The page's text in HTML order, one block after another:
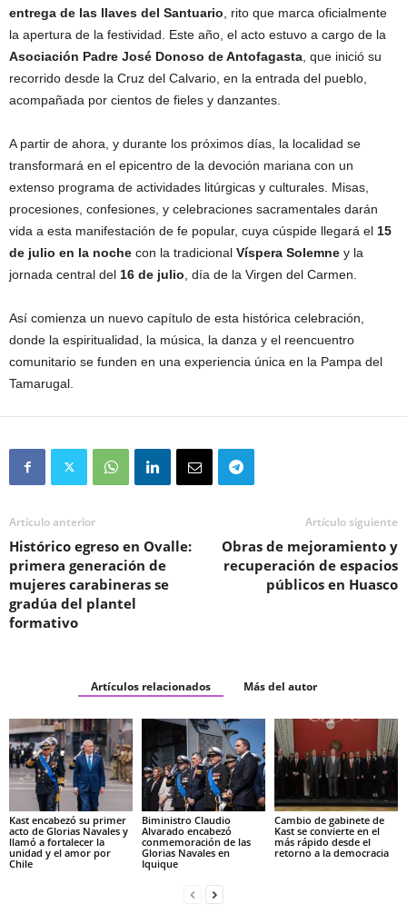
entrega de las llaves del Santuario , rito que marca oficialmente
la apertura de la festividad. Este año, el acto estuvo a cargo de la
Asociación Padre José Donoso de Antofagasta , que inició su
recorrido desde la Cruz del Calvario, en la entrada del pueblo,
acompañada por cientos de fieles y danzantes.
A partir de ahora, y durante los próximos días, la localidad se
transformará en el epicentro de la devoción mariana con un
extenso programa de actividades litúrgicas y culturales. Misas,
procesiones, confesiones, y celebraciones sacramentales darán
vida a esta manifestación de fe popular, cuya cúspide llegará el 15
de julio en la noche con la tradicional Víspera Solemne y la
jornada central del 16 de julio , día de la Virgen del Carmen.
Así comienza un nuevo capítulo de esta histórica celebración,
donde la espiritualidad, la música, la danza y el reencuentro
comunitario se funden en una experiencia única en la Pampa del
Tamarugal.
Artículo anterior
Histórico egreso en Ovalle:
primera generación de
mujeres carabineras se
gradúa del plantel
formativo
Artículo siguiente
Obras de mejoramiento y
recuperación de espacios
públicos en Huasco
Artículos relacionados Más del autor
Kast encabezó su primer
acto de Glorias Navales y
llamó a fortalecer la
unidad y el amor por
Chile
Biministro Claudio
Alvarado encabezó
conmemoración de las
Glorias Navales en
Iquique
Cambio de gabinete de
Kast se convierte en el
más rápido desde el
retorno a la democracia